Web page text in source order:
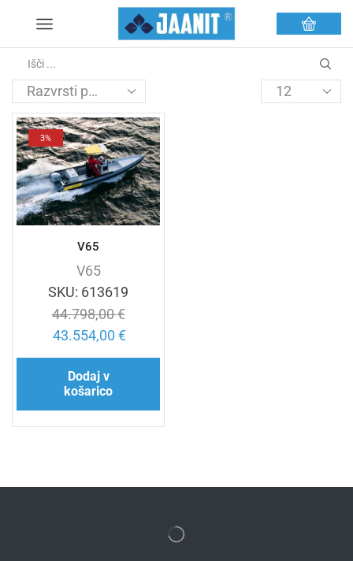
3%
V65
V65
SKU: 613619
44.798,00€
43.554,00 €
Dodaj v
košarico